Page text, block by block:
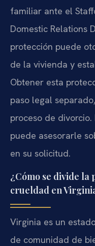
familiar ante el
Domestic Relations
protección puede
de la vivienda y
Obtener esta
paso legal
proceso de divorcio.
puede asesorarle
en su solicitud.
¿Cómo se divide
crueldad en
Virginia es un
de comunidad de